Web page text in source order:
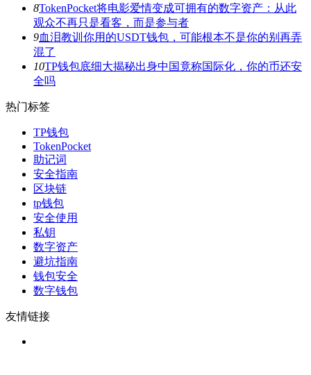
8TokenPocket将电影爱情变成可拥有的数字资产：从此
观众不再只是看客，而是参与者
9血泪教训你用的USDT钱包，可能根本不是你的别再弄
混了
10TP钱包底细大揭秘出身中国竟称国际化，你的币还安
全吗
热门标签
TP钱包
TokenPocket
助记词
安全指南
区块链
tp钱包
安全使用
私钥
数字资产
避坑指南
钱包安全
数字钱包
友情链接